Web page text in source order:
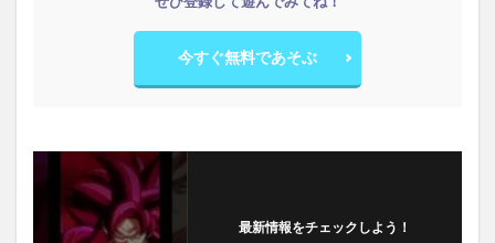
今すぐ無料であそぶ
最新情報をチェックしよう！